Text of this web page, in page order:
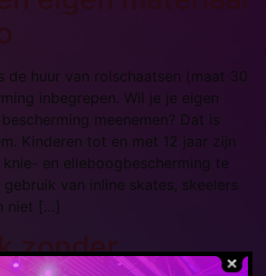
de huur van rolschaatsen (maat 30
inbegrepen. Wil je je eigen
meenemen? Dat is
Kinderen tot en met 12 jaar zijn
en elleboogbescherming te
van inline skates, skeelers
niet […]
zonder